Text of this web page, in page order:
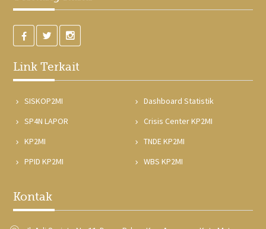
Link Terkait
SISKOP2MI
Dashboard Statistik
SP4N LAPOR
Crisis Center KP2MI
KP2MI
TNDE KP2MI
PPID KP2MI
WBS KP2MI
Kontak